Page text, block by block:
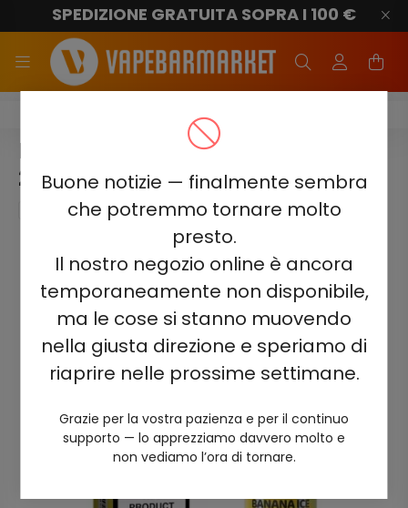
Buone notizie — finalmente sembra
che potremmo tornare molto
presto.
Il nostro negozio online è ancora
temporaneamente non disponibile,
ma le cose si stanno muovendo
nella giusta direzione e speriamo di
riaprire nelle prossime settimane.
Grazie per la vostra pazienza e per il continuo
supporto — lo apprezziamo davvero molto e
non vediamo l’ora di tornare.
SPEDIZIONE GRATUITA SOPRA I 100 €
Elf Bar ELFLIQ E-Liquid
ELF BAR ELFLIQ – BANANA ICE
20MG NIC SALT E-LIQUID 10ML